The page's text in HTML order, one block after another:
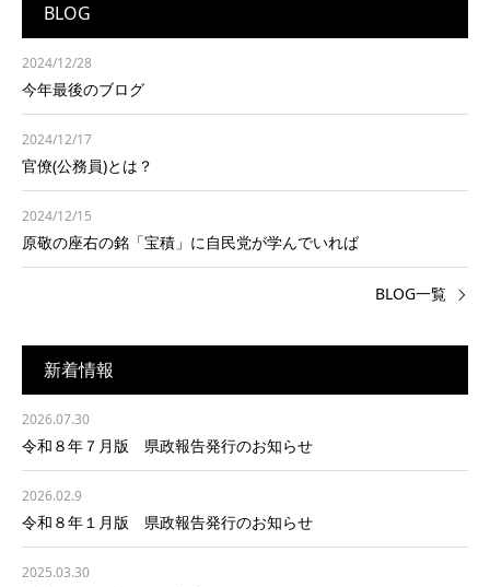
BLOG
2024/12/28
今年最後のブログ
2024/12/17
官僚(公務員)とは？
2024/12/15
原敬の座右の銘「宝積」に自民党が学んでいれば
BLOG一覧
新着情報
2026.07.30
令和８年７月版 県政報告発行のお知らせ
2026.02.9
令和８年１月版 県政報告発行のお知らせ
2025.03.30